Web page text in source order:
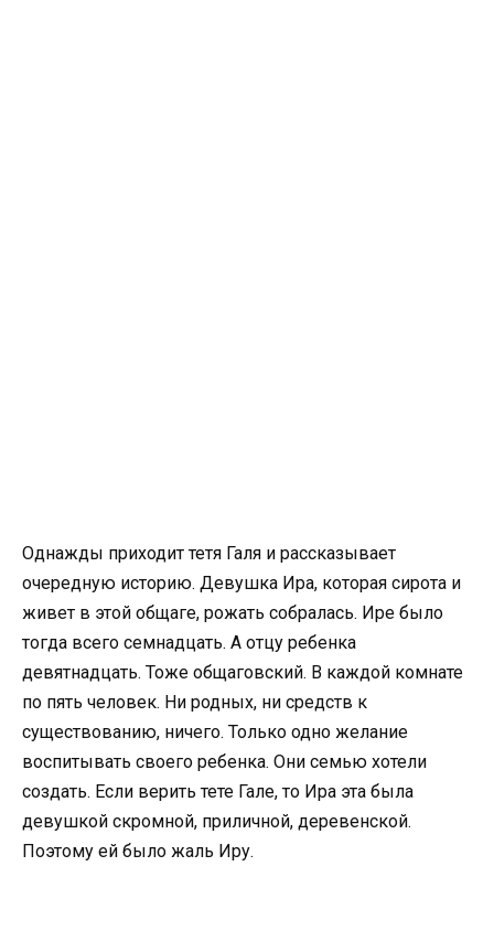
Однажды приходит тетя Галя и рассказывает
очередную историю. Девушка Ира, которая сирота и
живет в этой общаге, рожать собралась. Ире было
тогда всего семнадцать. А отцу ребенка
девятнадцать. Тоже общаговский. В каждой комнате
по пять человек. Ни родных, ни средств к
существованию, ничего. Только одно желание
воспитывать своего ребенка. Они семью хотели
создать. Если верить тете Гале, то Ира эта была
девушкой скромной, приличной, деревенской.
Поэтому ей было жаль Иру.